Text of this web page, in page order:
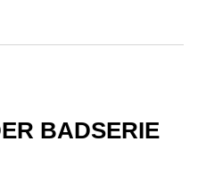
BADSERIE